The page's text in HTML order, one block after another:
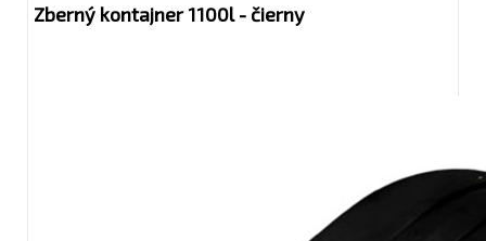
Zberný kontajner 1100l - čierny